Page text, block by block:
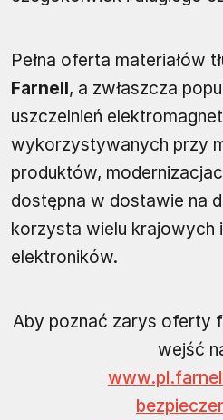
Pełna oferta materiałów
Farnell, a zwłaszcza
uszczelnień
wykorzystywanych przy
produktów,
dostępna w dostawie na
korzysta wielu krajowych
elektroników.
Aby poznać zarys oferty
wejść